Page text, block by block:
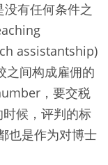
有任何条件之
assistantship)
之间构成雇佣的
，要交税
候，评判的标
也是作为对博士